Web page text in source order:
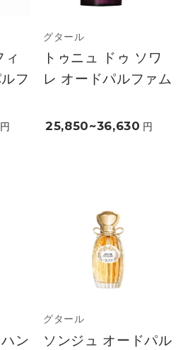
フ
円
グタール
トゥニュ ドゥ ソワ
レ オードパルファム
25,850~36,630 円
ン
グタール
ソンジュ オードパル